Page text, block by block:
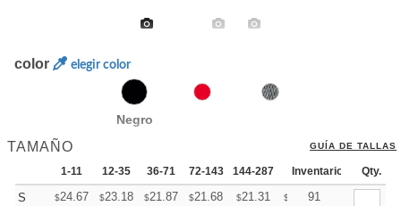
color elegir color
Negro
TAMAÑO GUÍA DE TALLAS
1-11 12-35 36-71 72-143 144-287 288 + Más
Inventario Qty.
S $24.67 $23.18 $21.87 $21.68 $21.31 $ 21.12
91